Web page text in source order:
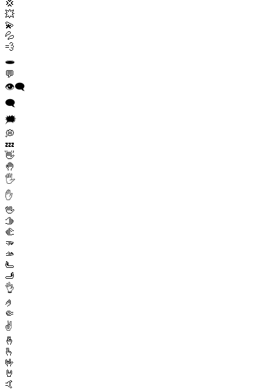
💢
💥
💫
💦
💨
🕳️
💬
👁️‍🗨️
🗨️
🗯️
💭
💤
👋
🤚
🖐️
✋
🖖
🫱
🫲
🫳
🫴
🫷
🫸
👌
🤌
🤏
✌️
🤞
🫰
🤟
🤘
🤙